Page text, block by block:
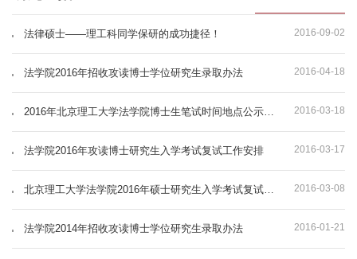
2016-09-02
法律硕士——理工科同学保研的成功捷径！
2016-04-18
法学院2016年招收攻读博士学位研究生录取办法
2016-03-18
2016-03-17
法学院2016年攻读博士研究生入学考试复试工作安排
2016-03-08
2016-01-21
法学院2014年招收攻读博士学位研究生录取办法